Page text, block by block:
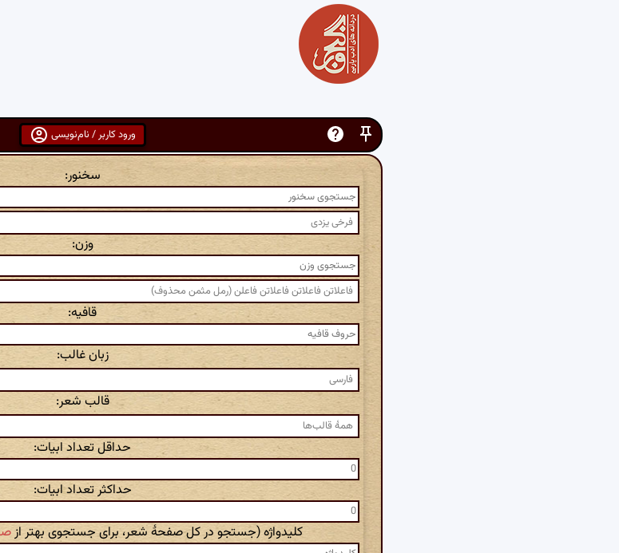
ورود کاربر / نام‌نویسی
سخنور:
وزن:
قافیه:
زبان غالب:
قالب شعر:
حداقل تعداد ابیات:
حداکثر تعداد ابیات:
کلیدواژه (جستجو در کل صفحهٔ شعر، برای جستجوی بهتر از